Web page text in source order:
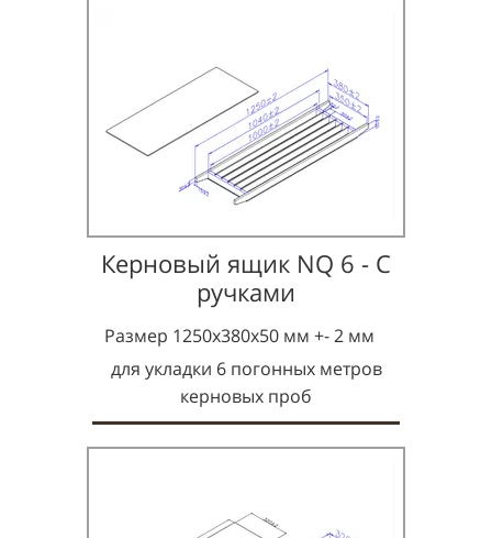
Керновый ящик NQ 6 - С
ручками
Размер 1250х380х50 мм +- 2 мм
для укладки 6 погонных метров
керновых проб